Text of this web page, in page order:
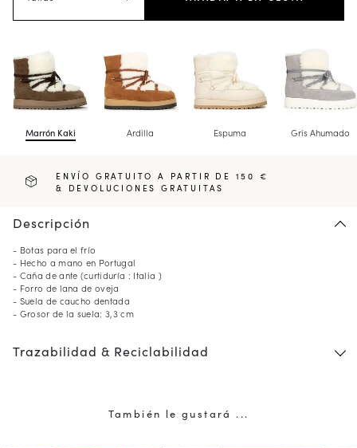
Marrón Kaki Ardilla Espuma Gris Ahumado
ENVÍO GRATUITO A PARTIR DE 150 €
& DEVOLUCIONES GRATUITAS
Descripción
- Botas para el frío
- Hecho a mano en Portugal
- Caña de ante (curtiduría : Italia )
- Forro de lana de oveja
- Suela de caucho dentada
- Grosor de la suela: 3,3 cm
Trazabilidad & Reciclabilidad
También le gustará ...
10% DE DESCUENTO*
(*) No se aplica a productos con descuento.